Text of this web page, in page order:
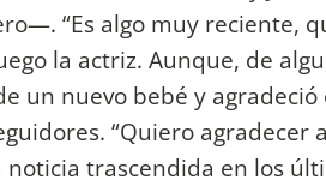
“Es algo muy reciente,
la actriz. Aunque, de
un nuevo bebé y agradeció
“Quiero agradecer
noticia trascendida en los